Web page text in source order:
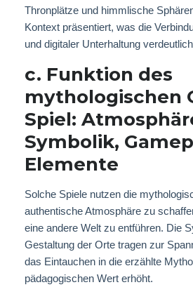
Thronplätze und himmlische
Kontext präsentiert, was die
und digitaler Unterhaltung
c. Funktion des
mythologischen
Spiel:
Symbolik,
Elemente
Solche Spiele nutzen die
authentische Atmosphäre zu
eine andere Welt zu entführen. Die
Gestaltung der Orte tragen zur
das Eintauchen in die erzählte
pädagogischen Wert erhöht.